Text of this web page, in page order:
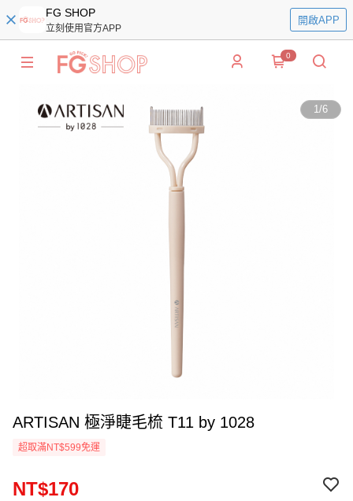
FG SHOP
立刻使用官方APP
開啟APP
0
1/6
ARTISAN 極淨睫毛梳 T11 by 1028
超取滿NT$599免運
NT$170